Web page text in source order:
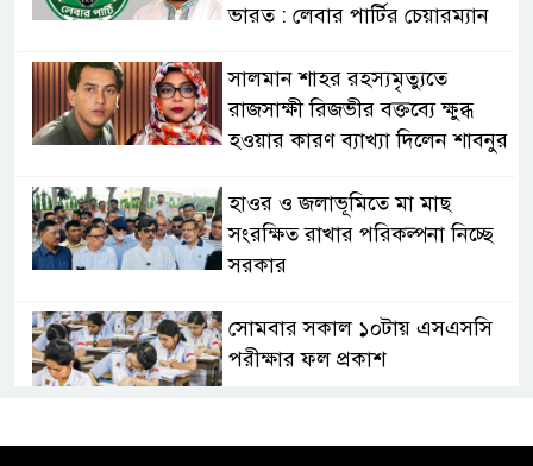
ভারত : লেবার পার্টির চেয়ারম্যান
সালমান শাহর রহস্যমৃত্যুতে
রাজসাক্ষী রিজভীর বক্তব্যে ক্ষুব্ধ
হওয়ার কারণ ব্যাখ্যা দিলেন শাবনুর
হাওর ও জলাভূমিতে মা মাছ
সংরক্ষিত রাখার পরিকল্পনা নিচ্ছে
সরকার
সোমবার সকাল ১০টায় এসএসসি
পরীক্ষার ফল প্রকাশ